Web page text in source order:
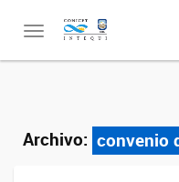
Toggle
Archivo: convenio